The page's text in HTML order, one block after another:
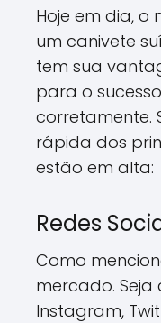
Hoje em dia, o
um canivete
tem sua
para o
corretamente.
rápida dos
estão em alta:
Redes
Como
mercado.
Instagram,